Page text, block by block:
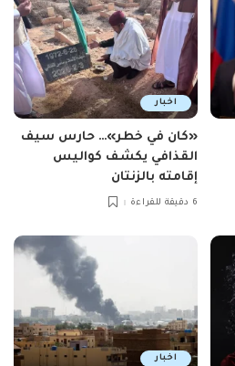
اخبار
«كان في خطر»… حارس سيف
القذافي يكشف كواليس
إقامته بالزنتان
6 دقيقة للقراءة
اخبار